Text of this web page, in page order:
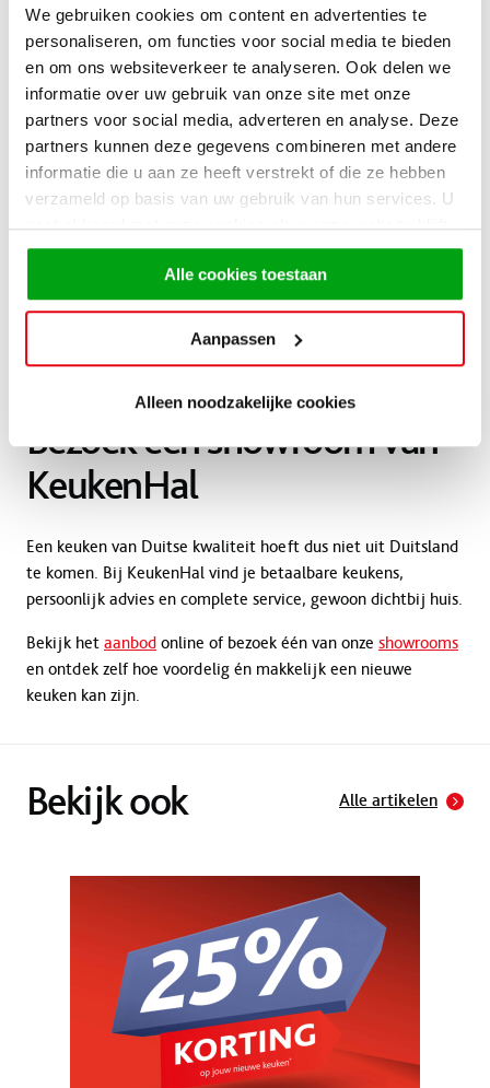
We gebruiken cookies om content en advertenties te
personaliseren, om functies voor social media te bieden
en om ons websiteverkeer te analyseren. Ook delen we
informatie over uw gebruik van onze site met onze
partners voor social media, adverteren en analyse. Deze
partners kunnen deze gegevens combineren met andere
informatie die u aan ze heeft verstrekt of die ze hebben
verzameld op basis van uw gebruik van hun services. U
gaat akkoord met onze cookies als u onze website blijft
gebruiken.
Alle cookies toestaan
Aanpassen
Alleen noodzakelijke cookies
Complete keukens inclusief
apparatuur
apparatuur, werkblad en spoelbak. Van compacte keukens
verschillende stijlen en prijsklassen. Zo profiteer je van
Duitse kwaliteit, Nederlandse service en een scherpe prijs
onder één dak.
Bezoek een showroom van
KeukenHal
Een keuken van Duitse kwaliteit hoeft dus niet uit Duitsland
te komen. Bij KeukenHal vind je betaalbare keukens,
persoonlijk advies en complete service, gewoon dichtbij huis.
Bekijk het aanbod online of bezoek één van onze showrooms
en ontdek zelf hoe voordelig én makkelijk een nieuwe
keuken kan zijn.
Bekijk ook Alle artikelen